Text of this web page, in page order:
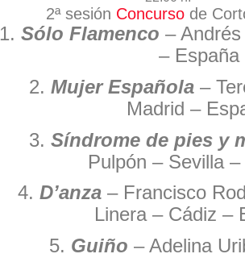
2ª sesión Concursode
1.Sólo Flamenco–
– España
2. Mujer Española –
Madrid –
3.Síndrome de pies y
Pulpón – Sevilla
4. D’anza– Francisco
Linera – Cádiz –
5. Guiño – Adelina